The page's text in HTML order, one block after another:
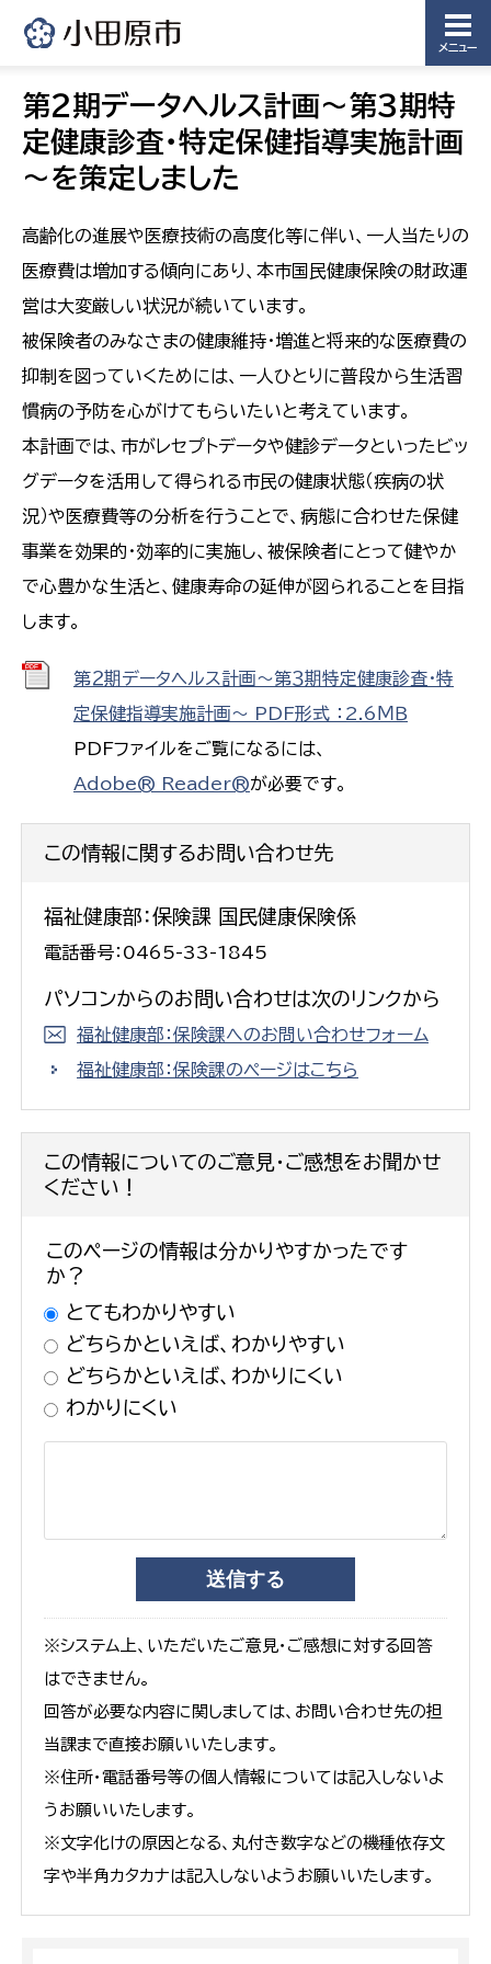
メニュー
第２期データヘルス計画～第３期特
定健康診査・特定保健指導実施計画
～を策定しました
高齢化の進展や医療技術の高度化等に伴い、一人当たりの
医療費は増加する傾向にあり、本市国民健康保険の財政運
営は大変厳しい状況が続いています。
被保険者のみなさまの健康維持・増進と将来的な医療費の
抑制を図っていくためには、一人ひとりに普段から生活習
慣病の予防を心がけてもらいたいと考えています。
本計画では、市がレセプトデータや健診データといったビッ
グデータを活用して得られる市民の健康状態（疾病の状
況）や医療費等の分析を行うことで、病態に合わせた保健
事業を効果的・効率的に実施し、被保険者にとって健やか
で心豊かな生活と、健康寿命の延伸が図られることを目指
します。
第２期データヘルス計画～第３期特定健康診査・特
定保健指導実施計画～ PDF形式 ：2.6ＭＢ
PDFファイルをご覧になるには、
Adobe® Reader®が必要です。
この情報に関するお問い合わせ先
福祉健康部：保険課 国民健康保険係
電話番号：0465-33-1845
パソコンからのお問い合わせは次のリンクから
福祉健康部：保険課へのお問い合わせフォーム
福祉健康部：保険課のページはこちら
この情報についてのご意見・ご感想をお聞かせ
ください！
このページの情報は分かりやすかったです
か？
とてもわかりやすい
どちらかといえば、わかりやすい
どちらかといえば、わかりにくい
わかりにくい
※システム上、いただいたご意見・ご感想に対する回答
はできません。
回答が必要な内容に関しましては、お問い合わせ先の担
当課まで直接お願いいたします。
※住所・電話番号等の個人情報については記入しないよ
うお願いいたします。
※文字化けの原因となる、丸付き数字などの機種依存文
字や半角カタカナは記入しないようお願いいたします。